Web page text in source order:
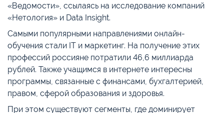
«Ведомости», ссылаясь на исследование компаний
«Нетология» и Data Insight.
Самыми популярными направлениями онлайн-
обучения стали IT и маркетинг. На получение этих
профессий россияне потратили 46,6 миллиарда
рублей. Также учащимся в интернете интересны
программы, связанные с финансами, бухгалтерией,
правом, сферой образования и здоровья.
При этом существуют сегменты, где доминирует